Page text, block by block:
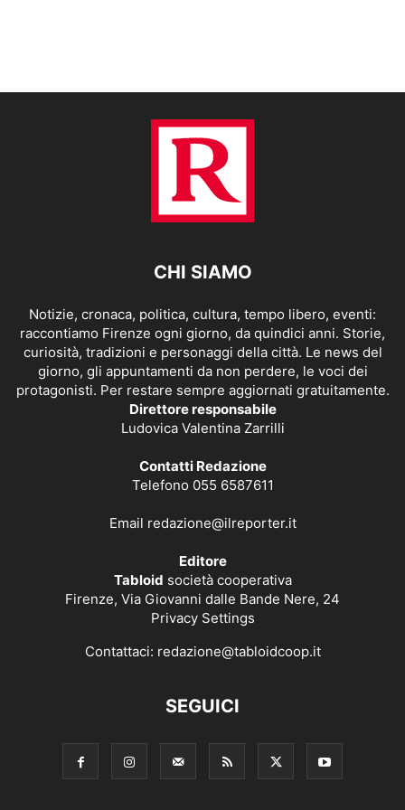
CHI SIAMO
Notizie, cronaca, politica, cultura, tempo libero, eventi:
raccontiamo Firenze ogni giorno, da quindici anni. Storie,
curiosità, tradizioni e personaggi della città. Le news del
giorno, gli appuntamenti da non perdere, le voci dei
protagonisti. Per restare sempre aggiornati gratuitamente.
Direttore responsabile
Ludovica Valentina Zarrilli
Contatti Redazione
Telefono 055 6587611
Email redazione@ilreporter.it
Editore
Tabloid società cooperativa
Firenze, Via Giovanni dalle Bande Nere, 24
Privacy Settings
Contattaci: redazione@tabloidcoop.it
SEGUICI